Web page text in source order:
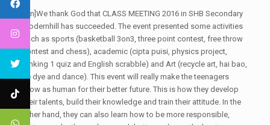
[:en]We thank God that CLASS MEETING 2016 in SHB Secondary
Modernhill has succeeded. The event presented some activities
such as sports (basketball 3on3, three point contest, free throw
contest and chess), academic (cipta puisi, physics project,
ranking 1 quiz and English scrabble) and Art (recycle art, hai bao,
tie dye and dance). This event will really make the teenagers
grow as human for their better future. This is how they develop
their talents, build their knowledge and train their attitude. In the
other hand, they can also learn how to be more responsible,